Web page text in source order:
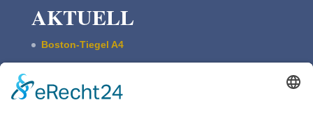
AKTUELL
Boston-Tiegel A4
ASBERN Radier­presse